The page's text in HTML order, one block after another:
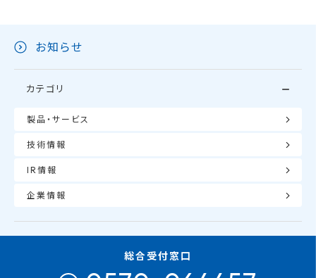
お知らせ
カテゴリ
製品・サービス
技術情報
IR情報
企業情報
総合受付窓口